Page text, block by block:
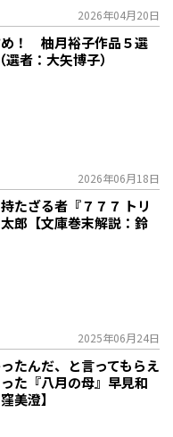
2026年04月20日
め！ 柚月裕子作品５選
者：大矢博子）
2026年06月18日
たざる者――『７７７ トリ
郎【文庫巻末解説：鈴
2025年06月24日
たんだ、と言ってもらえ
た――『八月の母』早見和
美澄】